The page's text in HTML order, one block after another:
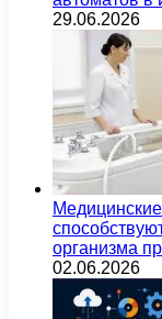
29.06.2026
организма
02.06.2026